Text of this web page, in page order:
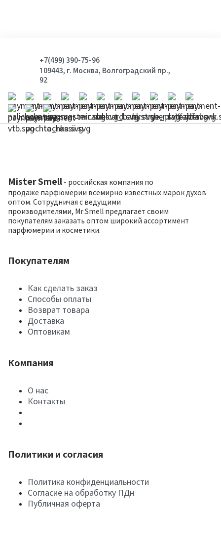
+7(499) 390-75-96
109443, г. Москва, Волгоградский пр.,
92
Mister Smell - российская компания по
продаже парфюмерии всемирно известных марок духов
оптом. Сотрудничая с ведущими
производителями, Mr.Smell предлагает своим
покупателям заказать оптом широкий ассортимент
парфюмерии и косметики.
Покупателям
Как сделать заказ
Способы оплаты
Возврат товара
Доставка
Оптовикам
Компания
О нас
Контакты
Политики и согласия
Политика конфиденциальности
Согласие на обработку ПДн
Публичная оферта